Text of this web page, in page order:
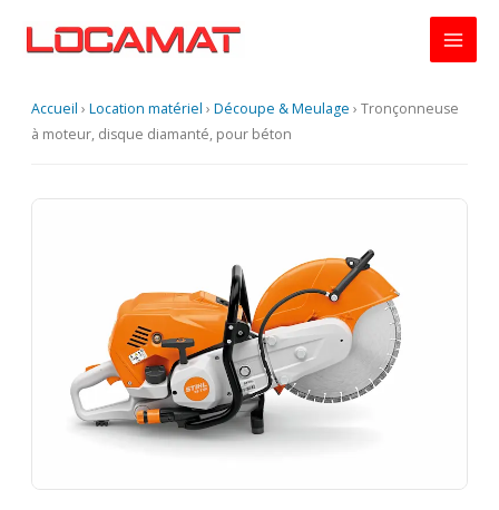
Accueil › Location matériel › Découpe & Meulage › Tronçonneuse
à moteur, disque diamanté, pour béton